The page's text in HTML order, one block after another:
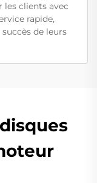
les clients avec
rapide,
de leurs